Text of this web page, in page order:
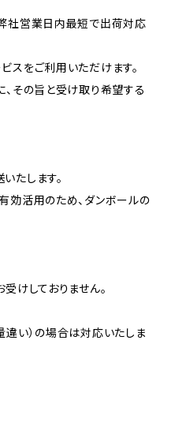
社営業日内最短で出荷対応
スをご利用いただけます。
その旨と受け取り希望する
たします。
効活用のため、ダンボールの
けしておりません。
違い）の場合は対応いたしま